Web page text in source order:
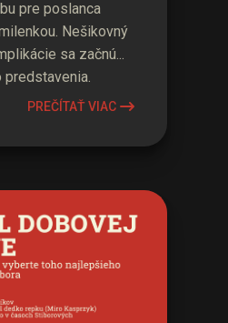
pre poslanca
Nešikovný
sa začnú...
predstavenia.
PREČÍTAŤ VIAC